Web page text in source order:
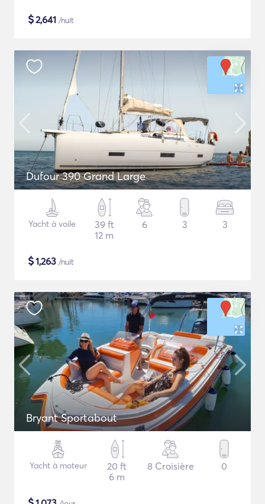
$2,641 /nuit
Dufour 390 Grand Large
Yacht à voile
39 ft
12 m
6 3 3
$1,263 /nuit
Bryant Sportabout
Yacht à moteur
20 ft
6 m
8 Croisière 0